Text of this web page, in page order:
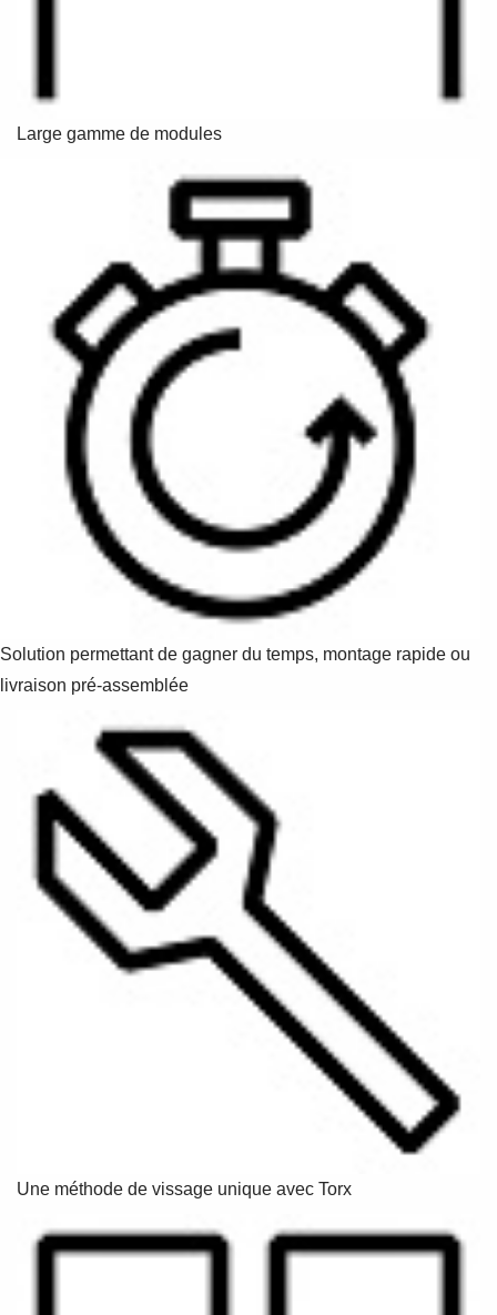
Large gamme de modules
Solution permettant de gagner du temps, montage rapide ou
livraison pré-assemblée
Une méthode de vissage unique avec Torx